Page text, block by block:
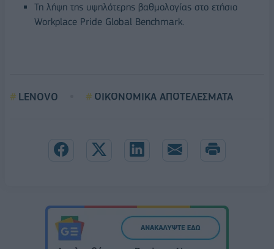
Τη λήψη της υψηλότερης βαθμολογίας στο ετήσιο
Workplace Pride Global Benchmark.
LENOVO ΟΙΚΟΝΟΜΙΚΑ ΑΠΟΤΕΛΕΣΜΑΤΑ